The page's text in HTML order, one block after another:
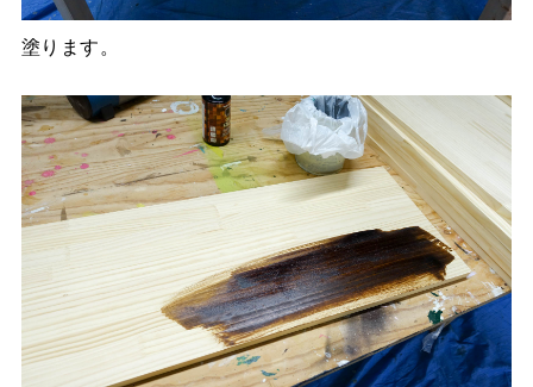
塗ります。